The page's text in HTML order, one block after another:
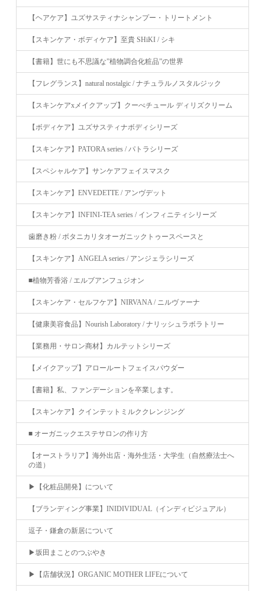
【ヘアケア】ユズサスティナシャンプー・トリートメント
【スキンケア・ボディケア】至貴 SHiKI / シキ
【書籍】世にも不思議な”植物調合化粧品”の世界
【フレグランス】natural nostalgic / ナチュラルノスタルジック
【スキンケアxメイクアップ】クーべチュール ディリズクリーム
【ボディケア】ユズサスティナボディシリーズ
【スキンケア】PATORA series / パトラシリーズ
【スペシャルケア】サンケアフェイスマスク
【スキンケア】ENVEDETTE / アンヴデット
【スキンケア】INFINI-TEA series / インフィニティシリーズ
歯磨き粉 / ボタニカリタオーガニックトゥースペースと
【スキンケア】ANGELA series / アンジェラシリーズ
■植物芳香浴 / エルブアンフュジオン
【スキンケア・セルフケア】NIRVANA / ニルヴァーナ
【健康美容食品】Nourish Laboratory / ナリッシュラボラトリー
【業務用・サロン商材】カルテットシリーズ
【メイクアップ】アロールートフェイスパウダー
【書籍】私、ファンデーションを卒業します。
【スキンケア】クインテットミルククレンジング
■ オーガニックエステサロンの作り方
【オーストラリア】海外出店・海外生活・大学生（自然療法士へ
の道）
▶︎【化粧品開発】について
【ブランディング事業】INIDIVIDUAL（インディビジュアル）
逗子・鎌倉の新居について
▶︎坂田まことのつぶやき
▶︎【店舗状況】ORGANIC MOTHER LIFEについて